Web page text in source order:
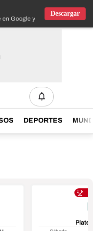
Google y IOS
Descargar
DEPORTES